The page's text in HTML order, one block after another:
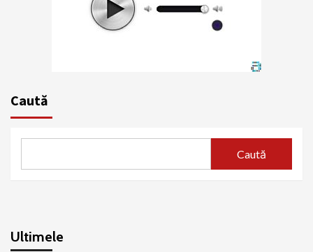
Caută
Caută
Ultimele